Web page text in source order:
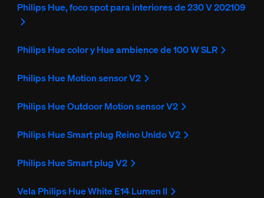
Philips Hue, foco spot para interiores de 230 V 202109
Philips Hue color y Hue ambience de 100 W SLR
Philips Hue Motion sensor V2
Philips Hue Outdoor Motion sensor V2
Philips Hue Smart plug Reino Unido V2
Philips Hue Smart plug V2
Vela Philips Hue White E14 Lumen II